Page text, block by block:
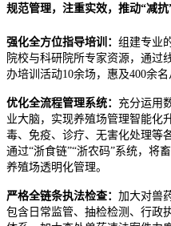
规范管理，注重实效，推动“减
强化全方位指导培训： 组建专业
院校与科研院所专家资源，通过
办培训活动10余场，惠及400余名
优化全流程管理系统： 充分运用
业大脑，实现养殖场管理智能化
毒、免疫、诊疗、无害化处理等
通过“浙食链”“浙农码”系统，将
养殖场透明化管理。
严格全链条执法检查： 加大对兽
包含日常监管、抽检检测、行政